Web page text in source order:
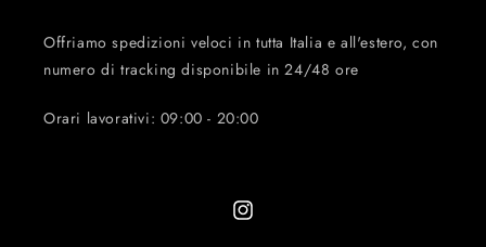
Offriamo spedizioni veloci in tutta Italia e all'estero, con
numero di tracking disponibile in 24/48 ore
Orari lavorativi: 09:00 - 20:00
Instagram